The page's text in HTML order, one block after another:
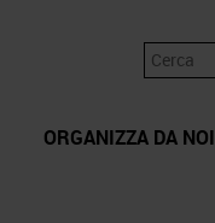
ORGANIZZA DA NOI